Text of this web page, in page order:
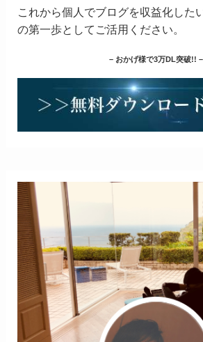
これから個人でブログを収益化した
の第一歩としてご活用ください。
– おかげ様で3万DL突破!! –